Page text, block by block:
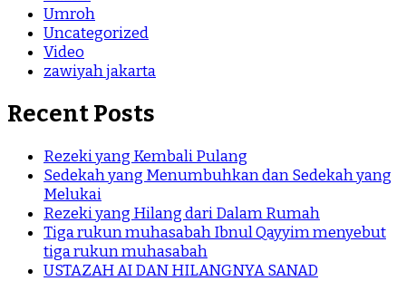
Umroh
Uncategorized
Video
zawiyah jakarta
Recent Posts
Rezeki yang Kembali Pulang
Sedekah yang Menumbuhkan dan Sedekah yang
Melukai
Rezeki yang Hilang dari Dalam Rumah
Tiga rukun muhasabah Ibnul Qayyim menyebut
tiga rukun muhasabah
USTAZAH AI DAN HILANGNYA SANAD